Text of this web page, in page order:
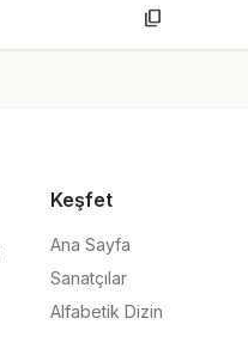
content_copy
Keşfet
Ana Sayfa
Sanatçılar
Alfabetik Dizin